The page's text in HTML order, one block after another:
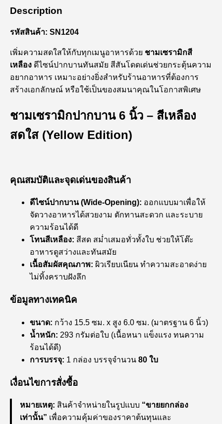
Description
รหัสสินค้า: SN1204
เพิ่มความสดใสให้กับทุกเมนูอาหารด้วย ชามเซรามิกสี
เหลือง ดีไซน์ปากบานทันสมัย สีสันโดดเด่นช่วยกระตุ้นความ
อยากอาหาร เหมาะอย่างยิ่งสำหรับร้านอาหารที่ต้องการ
สร้างเอกลักษณ์ หรือใช้เป็นของสมนาคุณในโอกาสพิเศษ
ชามเซรามิกปากบาน 6 นิ้ว – สีเหลือง
สดใส (Yellow Edition)
คุณสมบัติและจุดเด่นของสินค้า
ดีไซน์ปากบาน (Wide-Opening): ออกแบบมาเพื่อให้
จัดวางอาหารได้สวยงาม ตักทานสะดวก และระบาย
ความร้อนได้ดี
โทนสีเหลือง: สีสด สม่ำเสมอทั่วทั้งใบ ช่วยให้โต๊ะ
อาหารดูสว่างและทันสมัย
เนื้อสัมผัสคุณภาพ: ผิวเรียบเนียน ทำความสะอาดง่าย
ไม่ทิ้งคราบฝังลึก
ข้อมูลทางเทคนิค
ขนาด: กว้าง 15.5 ซม. x สูง 6.0 ซม. (มาตรฐาน 6 นิ้ว)
น้ำหนัก: 293 กรัมต่อใบ (เนื้อหนา แข็งแรง ทนความ
ร้อนได้ดี)
การบรรจุ: 1 กล่อง บรรจุจำนวน 80 ใบ
เงื่อนไขการสั่งซื้อ
หมายเหตุ: สินค้าจำหน่ายในรูปแบบ “ขายยกกล่อง
เท่านั้น” เพื่อความคุ้มค่าของราคาต้นทุนและ